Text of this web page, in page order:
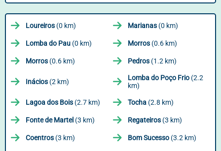
Loureiros (0 km) Marianas (0 km)
Lomba do Pau (0 km) Morros (0.6 km)
Morros (0.6 km) Pedros (1.2 km)
Inácios (2 km) Lomba do Poço Frio (2.2
km)
Lagoa dos Bois (2.7 km) Tocha (2.8 km)
Fonte de Martel (3 km) Regateiros (3 km)
Coentros (3 km) Bom Sucesso (3.2 km)